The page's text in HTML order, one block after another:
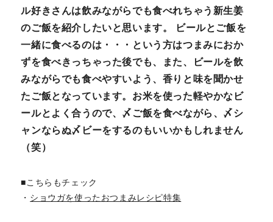
ル好きさんは飲みながらでも食べれちゃう 新生姜
のご飯を紹介したいと思います。 ビールとご飯を
一緒に食べるのは・・・という方はつまみにおか
ずを食べきっちゃった後でも、また、ビールを飲
みながらでも食べやすいよう、香りと味を聞かせ
たご飯となっています。お米を使った軽やかなビ
ールとよく合うので、〆ご飯を食べながら、〆シ
ャンならぬ〆ビーをするのもいいかもしれません
（笑）
■こちらもチェック
・ ショウガを使ったおつまみレシピ特集